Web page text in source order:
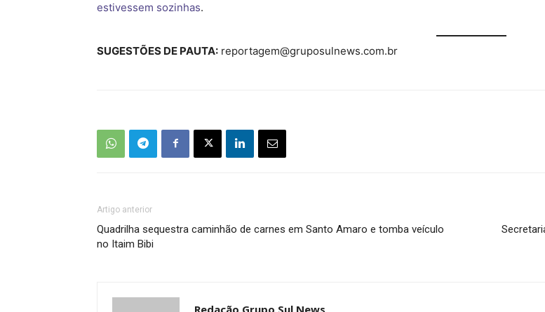
estivessem sozinhas.
SUGESTÕES DE PAUTA: reportagem@gruposulnews.com.br
Artigo anterior
Quadrilha sequestra caminhão de carnes em Santo Amaro e tomba veículo
no Itaim Bibi
Redação Grupo Sul News